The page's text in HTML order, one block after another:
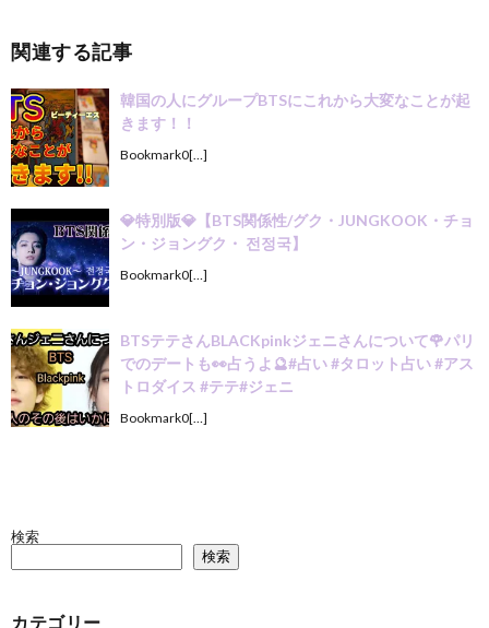
関連する記事
韓国の人にグループBTSにこれから大変なことが起
きます！！
Bookmark0[…]
💎特別版💎【BTS関係性/グク・JUNGKOOK・チョ
ン・ジョングク・ 전정국】
Bookmark0[…]
BTSテテさんBLACKpinkジェニさんについて🌹パリ
でのデートも👀占うよ🔮#占い #タロット占い #アス
トロダイス #テテ#ジェニ
Bookmark0[…]
検索
検索
カテゴリー